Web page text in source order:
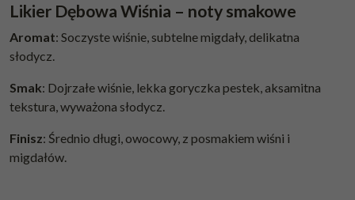
Likier Dębowa Wiśnia – noty smakowe
Aromat: Soczyste wiśnie, subtelne migdały, delikatna
słodycz.
Smak: Dojrzałe wiśnie, lekka goryczka pestek, aksamitna
tekstura, wyważona słodycz.
Finisz: Średnio długi, owocowy, z posmakiem wiśni i
migdałów.